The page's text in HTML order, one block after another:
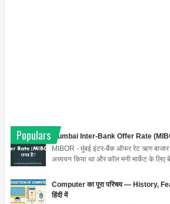
Populars
Mumbai Inter-Bank Offer Rate
MIBOR - मुंबई इंटर-बैंक ऑफर रेट ऋण बाजार
अध्ययन किया था और कॉल मनी मार्केट के लिए
Computer का पूरा परिचय — History,
हिंदी में